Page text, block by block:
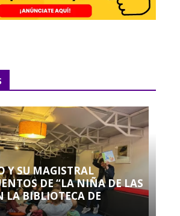
Y SU MAGISTRAL
DE “LA NIÑA DE LAS
LA BIBLIOTECA DE